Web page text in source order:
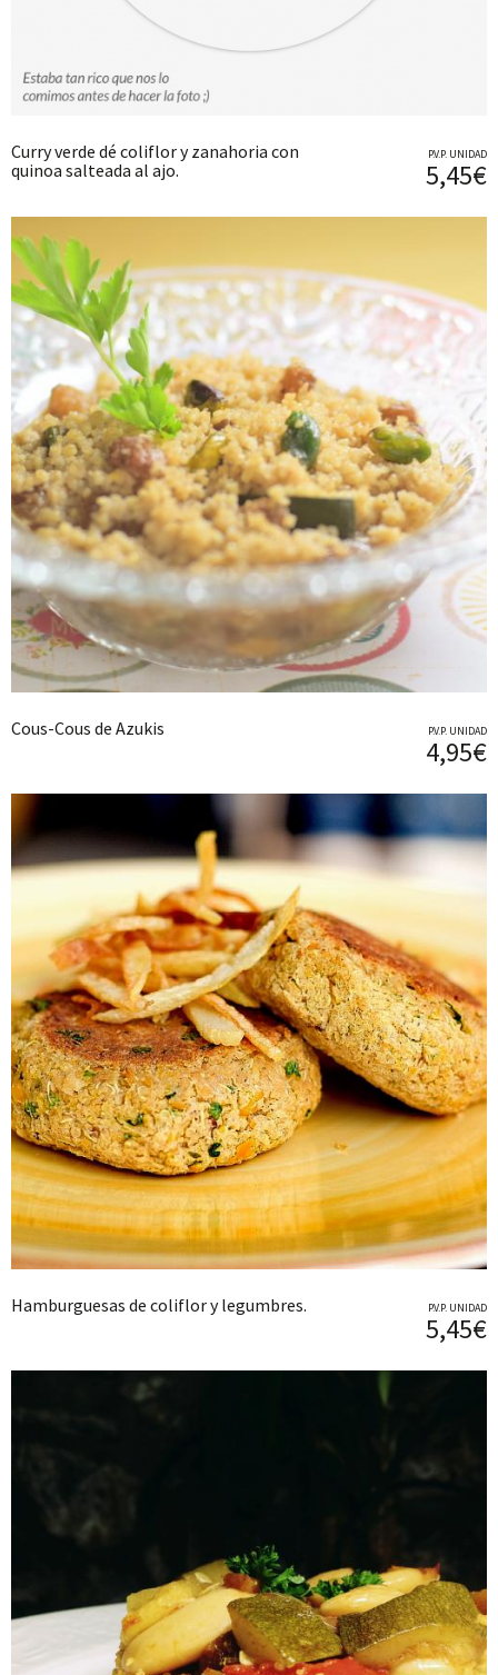
Curry verde dé coliflor y zanahoria con
quinoa salteada al ajo.
P.V.P. UNIDAD
5,45€
Cous-Cous de Azukis P.V.P. UNIDAD
4,95€
Hamburguesas de coliflor y legumbres. P.V.P. UNIDAD
5,45€